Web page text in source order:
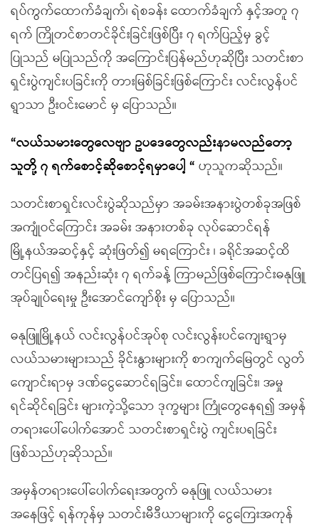
ရပ်ကွက်ထောက်ခံချက်၊ ရဲစခန်း ထောက်ခံချက် နှင့်အတူ ၇
ရက် ကြိုတင်စာတင်ခိုင်းခြင်းဖြစ်ပြီး ၇ ရက်ပြည့်မှ ခွင့်
ပြုသည် မပြုသည်ကို အကြောင်းပြန်မည်ဟုဆိုပြီး သတင်းစာ
ရှင်းပွဲကျင်းပခြင်းကို တားမြစ်ခြင်းဖြစ်ကြောင်း လင်းလွန်ပင်
ရွာသာ ဦးဝင်းမောင် မှ ပြောသည်။
“လယ်သမားတွေလေဗျာ ဥပဒေတွေလည်းနာမလည်တော့
သူတို့ ၇ ရက်စောင့်ဆိုစောင့်ရမှာပေါ့ “ ဟုသူကဆိုသည်။
သတင်းစာရှင်းလင်းပွဲဆိုသည်မှာ အခမ်းအနားပွဲတစ်ခုအဖြစ်
အကျုံဝင်ကြောင်း အခမ်း အနားတစ်ခု လုပ်ဆောင်ရန်
မြို့နယ်အဆင့်နှင့် ဆုံးဖြတ်၍ မရကြောင်း ၊ ခရိုင်အဆင့်ထိ
တင်ပြရ၍ အနည်းဆုံး ၇ ရက်ခန့် ကြာမည်ဖြစ်ကြောင်းဓနုဖြူ
အုပ်ချုပ်ရေးမှု ဦးအောင်ကျော်စိုး မှ ပြောသည်။
ဓနုဖြူမြို့နယ် လင်းလွန်ပင်အုပ်စု လင်းလွန်းပင်ကျေးရွာမှ
လယ်သမားများသည် ခိုင်းနွားများကို စာကျက်မြေတွင် လွတ်
ကျောင်းရာမှ ဒဏ်ငွေဆောင်ရခြင်း၊ ထောင်ကျခြင်း၊ အမှု
ရင်ဆိုင်ရခြင်း များကဲ့သို့သော ဒုက္ခများ ကြုံတွေနေရ၍ အမှန်
တရားပေါ်ပေါက်အောင် သတင်းစာရှင်းပွဲ ကျင်းပရခြင်း
ဖြစ်သည်ဟုဆိုသည်။
အမှန်တရားပေါ်ပေါက်ရေးအတွက် ဓနုဖြူ လယ်သမား
အနေဖြင့် ရန်ကုန်မှ သတင်းမီဒီယာများကို ငွေကြေးအကုန်